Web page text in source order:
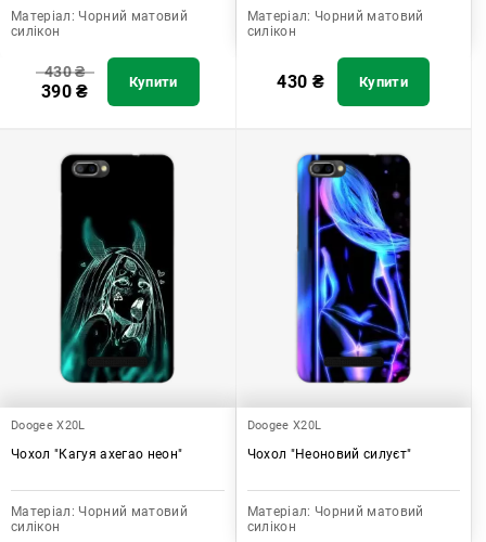
Матеріал: Чорний матовий
силікон
430₴
390₴ Купити
Матеріал: Чорний матовий
силікон
430 ₴ Купити
Doogee X20L
Чохол "Кагуя ахегао неон"
Матеріал: Чорний матовий
силікон
Doogee X20L
Чохол "Неоновий силуєт"
Матеріал: Чорний матовий
силікон